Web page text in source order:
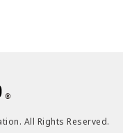
All Rights Reserved.